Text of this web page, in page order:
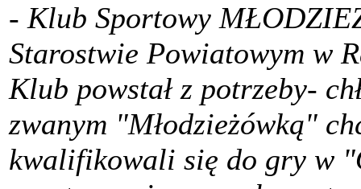
- Klub Sportowy
Starostwie Powiatowym w
Klub powstał z potrzeby-
zwanym "Młodzieżówką"
kwalifikowali się do gry w